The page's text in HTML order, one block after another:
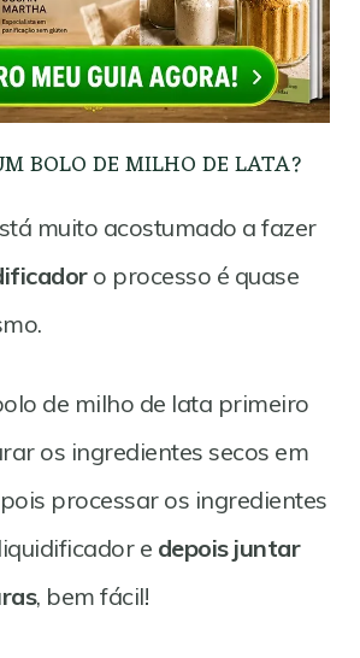
BOLO DE MILHO DE LATA?
muito acostumado a fazer
o processo é quase
de milho de lata primeiro
os ingredientes secos em
processar os ingredientes
e depois juntar
, bem fácil!